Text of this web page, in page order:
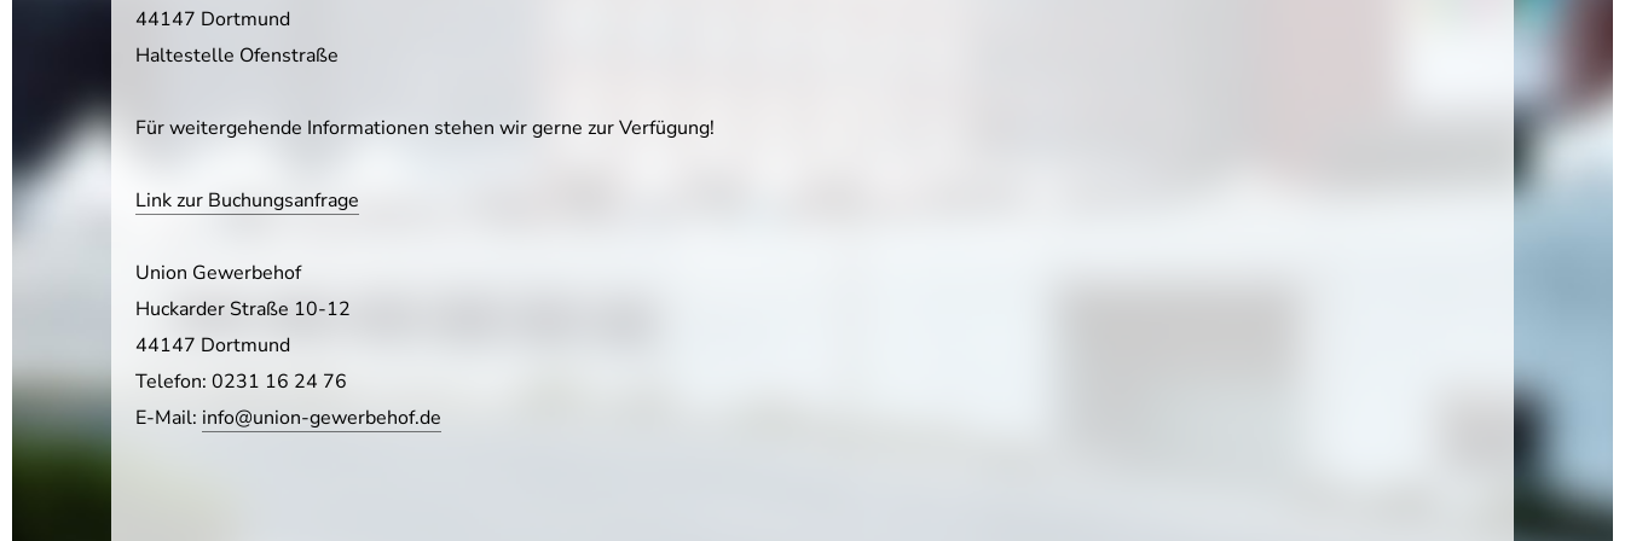
44147 Dortmund
Haltestelle Ofenstraße
Für weitergehende Informationen stehen wir gerne zur Verfügung!
Link zur Buchungsanfrage
Union Gewerbehof
Huckarder Straße 10-12
44147 Dortmund
Telefon: 0231 16 24 76
E-Mail: info@union-gewerbehof.de